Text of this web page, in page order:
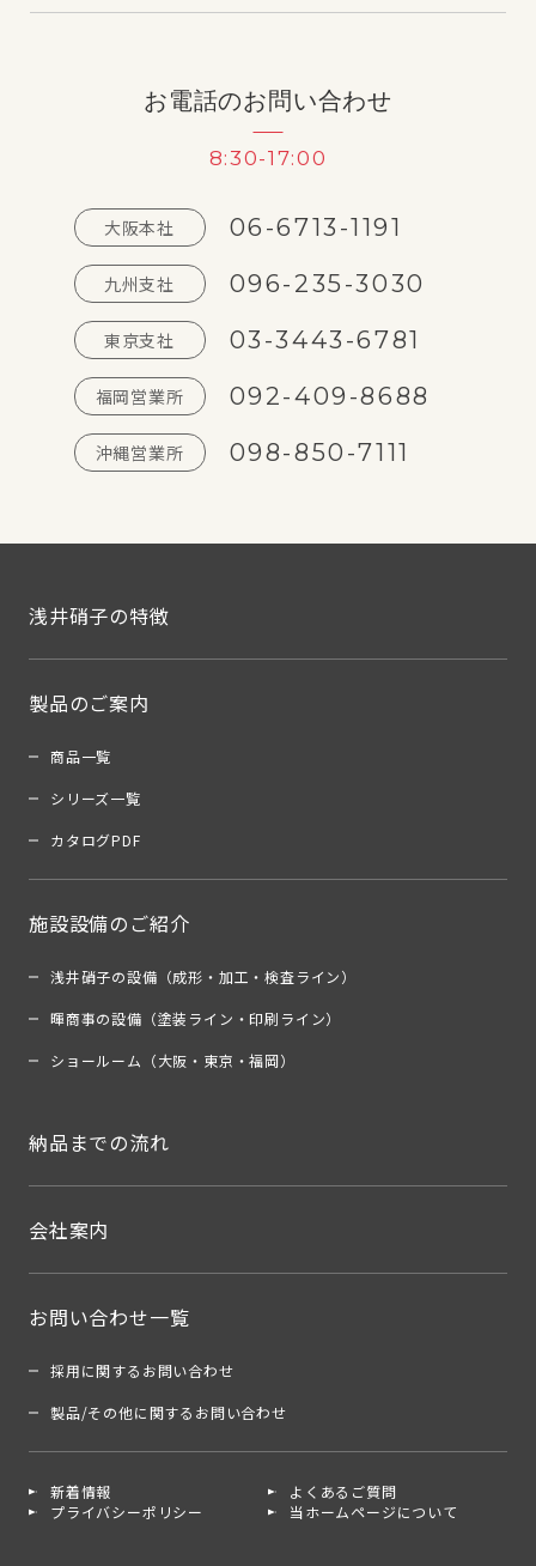
お電話のお問い合わせ
8:30-17:00
大阪本社 06-6713-1191
九州支社 096-235-3030
東京支社 03-3443-6781
福岡営業所 092-409-8688
沖縄営業所 098-850-7111
浅井硝子の特徴
製品のご案内
商品一覧
シリーズ一覧
カタログPDF
施設設備のご紹介
浅井硝子の設備（成形・加工・検査ライン）
暉商事の設備（塗装ライン・印刷ライン）
ショールーム（大阪・東京・福岡）
納品までの流れ
会社案内
お問い合わせ一覧
採用に関するお問い合わせ
製品/その他に関するお問い合わせ
新着情報
よくあるご質問
プライバシーポリシー
当ホームページについて